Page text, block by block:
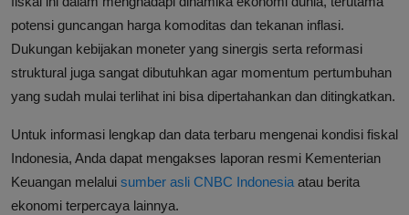
potensi guncangan harga komoditas dan tekanan inflasi.
Dukungan kebijakan moneter yang sinergis serta reformasi
struktural juga sangat dibutuhkan agar momentum pertumbuhan
yang sudah mulai terlihat ini bisa dipertahankan dan ditingkatkan.
Untuk informasi lengkap dan data terbaru mengenai kondisi fiskal
Indonesia, Anda dapat mengakses laporan resmi Kementerian
Keuangan melalui sumber asli CNBC Indonesia atau berita
ekonomi terpercaya lainnya.